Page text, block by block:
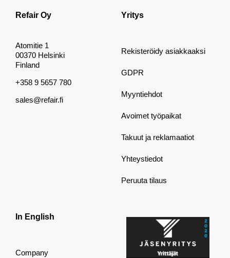
Refair Oy
Atomitie 1
00370 Helsinki
Finland
+358 9 5657 780
sales@refair.fi
Yritys
Rekisteröidy asiakkaaksi
GDPR
Myyntiehdot
Avoimet työpaikat
Takuut ja reklamaatiot
Yhteystiedot
Peruuta tilaus
In English
Company